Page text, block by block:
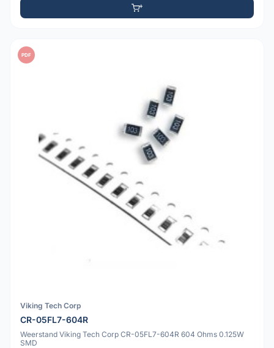
PDF
Viking Tech Corp
CR-05FL7-604R
Weerstand Viking Tech Corp CR-05FL7-604R 604 Ohms 0.125W
SMD